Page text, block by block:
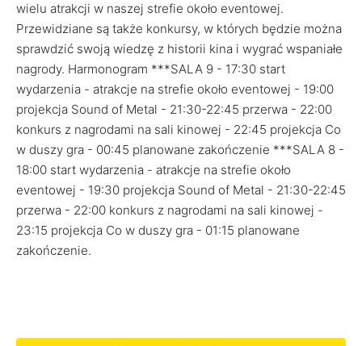
wielu atrakcji w naszej strefie około eventowej.
Przewidziane są także konkursy, w których będzie można
sprawdzić swoją wiedzę z historii kina i wygrać wspaniałe
nagrody. Harmonogram ***SALA 9 - 17:30 start
wydarzenia - atrakcje na strefie około eventowej - 19:00
projekcja Sound of Metal - 21:30-22:45 przerwa - 22:00
konkurs z nagrodami na sali kinowej - 22:45 projekcja Co
w duszy gra - 00:45 planowane zakończenie ***SALA 8 -
18:00 start wydarzenia - atrakcje na strefie około
eventowej - 19:30 projekcja Sound of Metal - 21:30-22:45
przerwa - 22:00 konkurs z nagrodami na sali kinowej -
23:15 projekcja Co w duszy gra - 01:15 planowane
zakończenie.